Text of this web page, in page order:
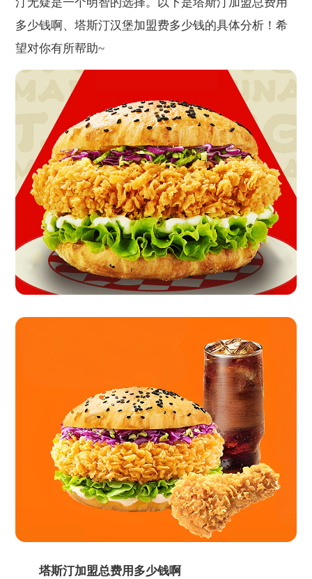
多少钱啊、塔斯汀汉堡加盟费多少钱的具体分析！希
望对你有所帮助~
塔斯汀加盟总费用多少钱啊